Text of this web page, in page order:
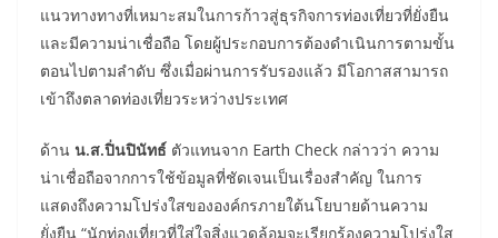
แนวทางทางที่เหมาะสมในการก้าวสู่ธุรกิจการท่องเที่ยวที่ยั่งยืน
และมีความน่าเชื่อถือ โดยผู้ประกอบการต้องดำเนินการตามขั้น
ตอนไปตามลำดับ ซึ่งเมื่อผ่านการรับรองแล้ว มีโอกาสสามารถ
เข้าถึงตลาดท่องเที่ยวระหว่างประเทศ
ด้าน น.ส.ปิ่นปินัทธ์ ตัวแทนจาก Earth Check กล่าวว่า ความ
น่าเชื่อถือจากการใช้ข้อมูลที่ชัดเจนเป็นเรื่องสำคัญ ในการ
แสดงถึงความโปร่งใสขององค์กรภายใต้นโยบายด้านความ
ยั่งยืน “นักท่องเที่ยวที่ใส่ใจสิ่งแวดล้อมจะเรียกร้องความโปร่งใส